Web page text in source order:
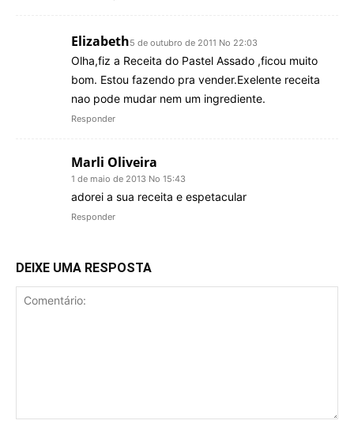
Elizabeth5 de outubro de 2011 No 22:03
Olha,fiz a Receita do Pastel Assado ,ficou muito
bom. Estou fazendo pra vender.Exelente receita
nao pode mudar nem um ingrediente.
Responder
Marli Oliveira
1 de maio de 2013 No 15:43
adorei a sua receita e espetacular
Responder
DEIXE UMA RESPOSTA